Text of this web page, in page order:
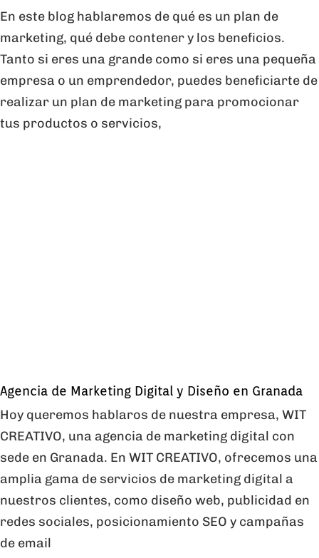
En este blog hablaremos de qué es un plan de
marketing, qué debe contener y los beneficios.
Tanto si eres una grande como si eres una pequeña
empresa o un emprendedor, puedes beneficiarte de
realizar un plan de marketing para promocionar
tus productos o servicios,
Agencia de Marketing Digital y Diseño en Granada
Hoy queremos hablaros de nuestra empresa, WIT
CREATIVO, una agencia de marketing digital con
sede en Granada. En WIT CREATIVO, ofrecemos una
amplia gama de servicios de marketing digital a
nuestros clientes, como diseño web, publicidad en
redes sociales, posicionamiento SEO y campañas
de email